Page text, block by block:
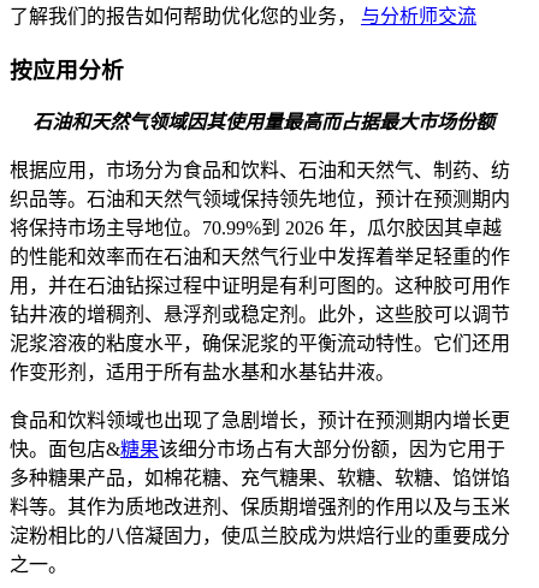
了解我们的报告如何帮助优化您的业务， 与分析师交流
按应用分析
石油和天然气领域因其使用量最高而占据最大市场份额
根据应用，市场分为食品和饮料、石油和天然气、制药、纺
织品等。石油和天然气领域保持领先地位，预计在预测期内
将保持市场主导地位。 70.99%到 2026 年，瓜尔胶因其卓越
的性能和效率而在石油和天然气行业中发挥着举足轻重的作
用，并在石油钻探过程中证明是有利可图的。这种胶可用作
钻井液的增稠剂、悬浮剂或稳定剂。此外，这些胶可以调节
泥浆溶液的粘度水平，确保泥浆的平衡流动特性。它们还用
作变形剂，适用于所有盐水基和水基钻井液。
食品和饮料领域也出现了急剧增长，预计在预测期内增长更
快。面包店&糖果该细分市场占有大部分份额，因为它用于
多种糖果产品，如棉花糖、充气糖果、软糖、软糖、馅饼馅
料等。其作为质地改进剂、保质期增强剂的作用以及与玉米
淀粉相比的八倍凝固力，使瓜兰胶成为烘焙行业的重要成分
之一。